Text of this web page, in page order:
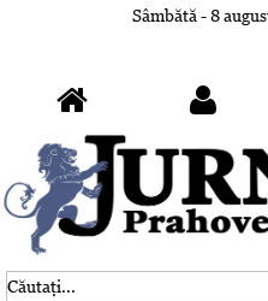
Sâmbătă - 8